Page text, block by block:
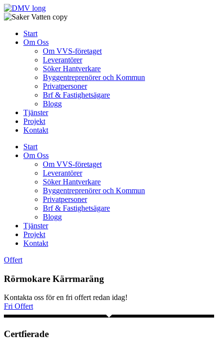
Skip
to
Start
Om Oss
Om VVS-företaget
Leverantörer
Söker Hantverkare
Byggentreprenörer och Kommun
Privatpersoner
Brf & Fastighetsägare
Blogg
Tjänster
Projekt
Kontakt
Start
Om Oss
Om VVS-företaget
Leverantörer
Söker Hantverkare
Byggentreprenörer och Kommun
Privatpersoner
Brf & Fastighetsägare
Blogg
Tjänster
Projekt
Kontakt
Offert
Rörmokare Kärrmaräng
Kontakta oss för en fri offert redan idag!
Fri Offert
Certfierade